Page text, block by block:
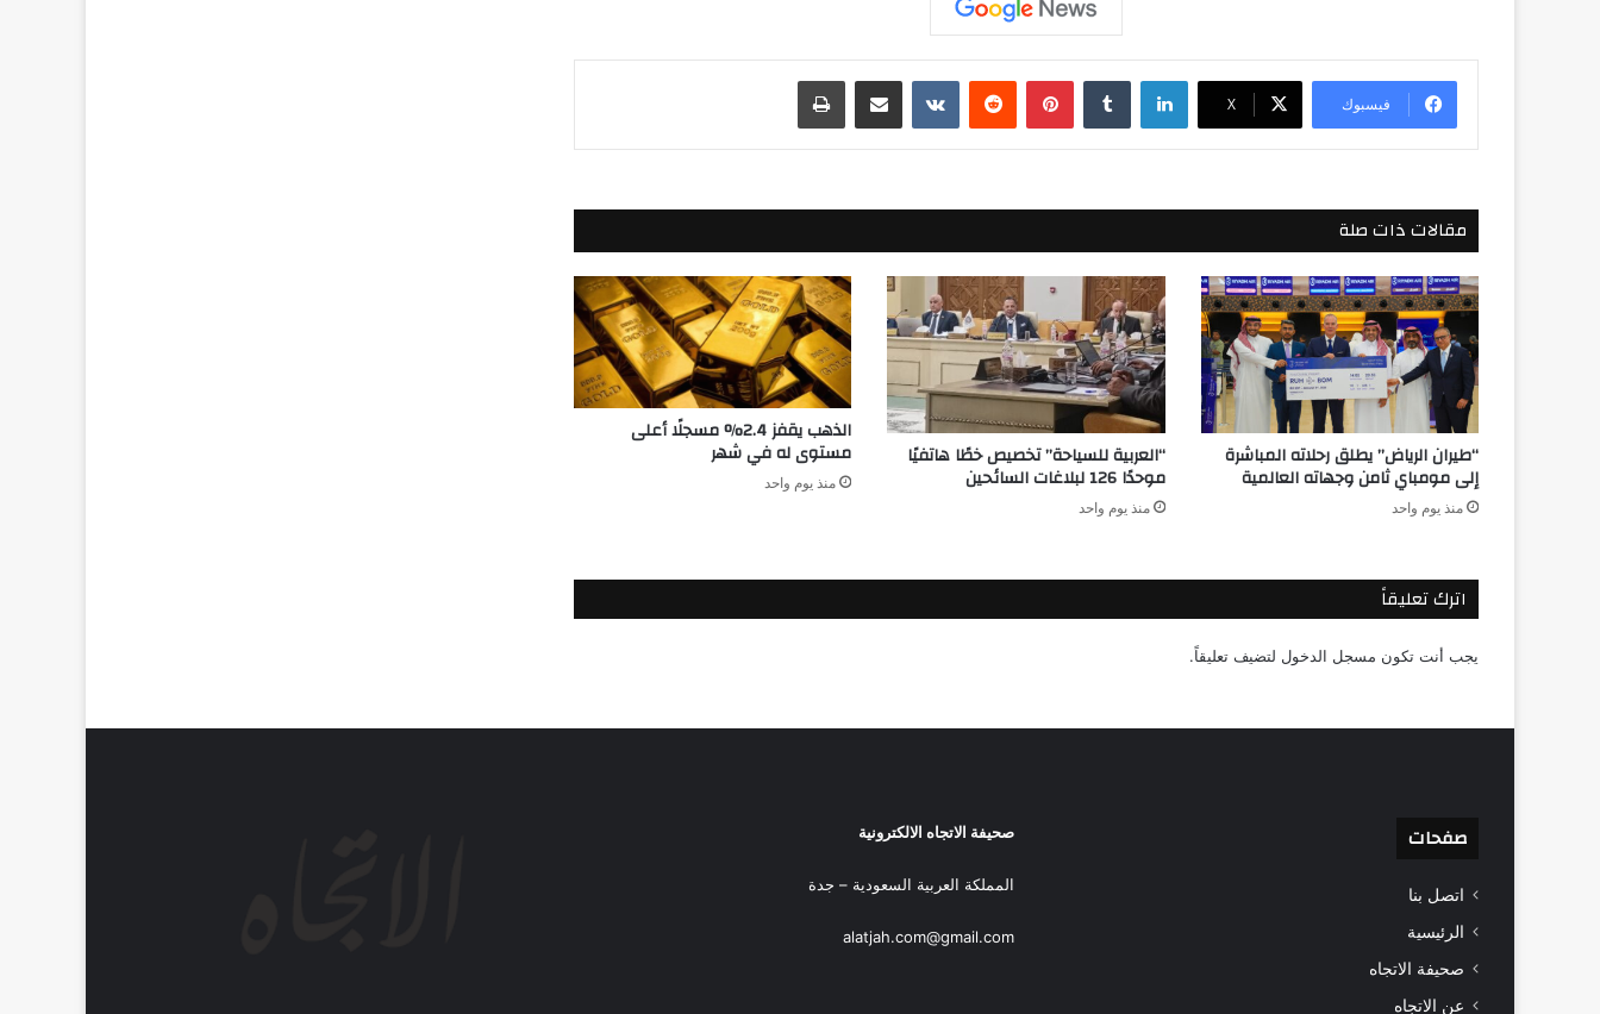
فيسبوك ‫X
لينكدإن بينتيريست مشاركة عبر البريد طباعة
مقالات ذات صلة
“طيران الرياض” يطلق رحلاته المباشرة
إلى مومباي ثامن وجهاته العالمية
منذ يوم واحد
“العربية للسياحة” تخصيص خطًا هاتفيًا
موحدًا 126 لبلاغات السائحين
منذ يوم واحد
الذهب يقفز 2.4% مسجلًا أعلى
مستوى له في شهر
منذ يوم واحد
اترك تعليقاً
يجب أنت تكون مسجل الدخول لتضيف تعليقاً.
صفحات
اتصل بنا
الرئيسية
صحيفة الاتجاه
عن الاتجاه
صحيفة الاتجاه الالكترونية
المملكة العربية السعودية – جدة
alatjah.com@gmail.com